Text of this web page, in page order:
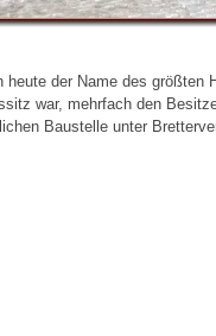
der Name des größten
war, mehrfach den
Baustelle unter